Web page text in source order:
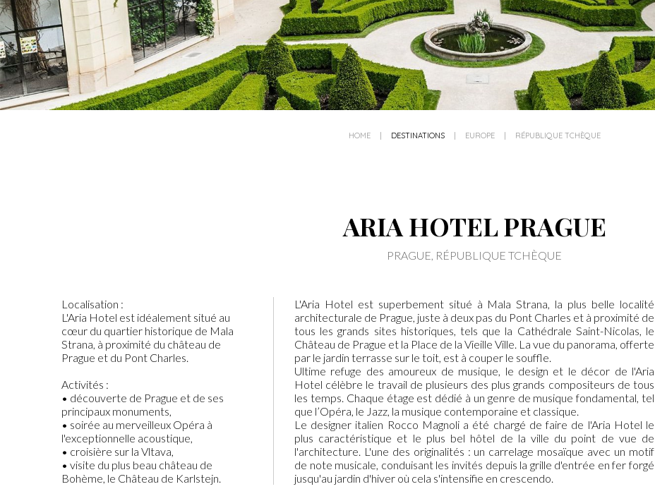
HOME DESTINATIONS EUROPE RÉPUBLIQUE TCHÈQUE
ARIA HOTEL PRAGUE
PRAGUE, RÉPUBLIQUE TCHÈQUE
Localisation :
L'Aria Hotel est idéalement situé au
cœur du quartier historique de Mala
Strana, à proximité du château de
Prague et du Pont Charles.
Activités :
• découverte de Prague et de ses
principaux monuments,
• soirée au merveilleux Opéra à
l'exceptionnelle acoustique,
• croisière sur la Vltava,
• visite du plus beau château de
Bohème, le Château de Karlstejn.
L'Aria Hotel est superbement situé à Mala Strana, la plus belle localité
architecturale de Prague, juste à deux pas du Pont Charles et à proximité de
tous les grands sites historiques, tels que la Cathédrale Saint-Nicolas, le
Château de Prague et la Place de la Vieille Ville. La vue du panorama, offerte
par le jardin terrasse sur le toit, est à couper le souffle.
Ultime refuge des amoureux de musique, le design et le décor de l'Aria
Hotel célèbre le travail de plusieurs des plus grands compositeurs de tous
les temps. Chaque étage est dédié à un genre de musique fondamental, tel
que l’Opéra, le Jazz, la musique contemporaine et classique.
Le designer italien Rocco Magnoli a été chargé de faire de l'Aria Hotel le
plus caractéristique et le plus bel hôtel de la ville du point de vue de
l'architecture. L'une des originalités : un carrelage mosaïque avec un motif
de note musicale, conduisant les invités depuis la grille d'entrée en fer forgé
jusqu'au jardin d'hiver où cela s'intensifie en crescendo.